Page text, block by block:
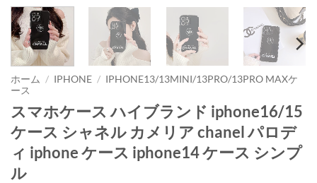
ホーム / IPHONE / IPHONE13/13MINI/13PRO/13PRO MAXケ
ース
スマホケース ハイブランド iphone16/15
ケース シャネル カメリア chanel パロデ
ィ iphone ケース iphone14 ケース シンプ
ル